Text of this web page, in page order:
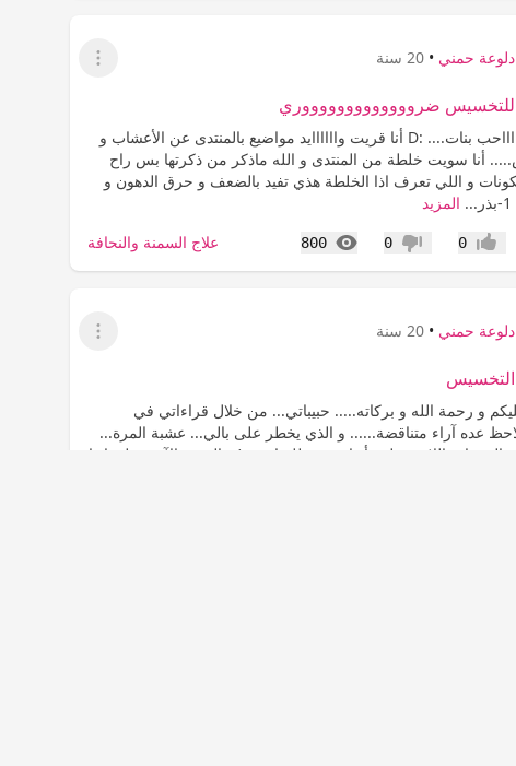
دلوعة حمني • 20 سنة
عرض القائمة
ضروووووووووووووري
مرااااااااااااحب بنات.... :D أنا قريت واااااايد مواضيع بالمنتدى عن الأعشاب و
أنا سويت خلطة من المنتدى و الله ماذكر من ذكرتها بس راح
و اللي تعرف اذا الخلطة هذي تفيد بالضعف و حرق الدهون و
المزيد
إعجاب0 عدم إعجاب
0
800
المشاهدات علاج السمنة والنحافة
دلوعة حمني • 20 سنة
عرض القائمة
و رحمة الله و بركاته..... حبيباتي... من خلال قراءاتي في
عده آراء متناقضة...... و الذي يخطر على بالي... عشبة المرة...
السيدات اللاتي يقلن بأنها مضرة للمبايض :( و البعض الآخر يقلن انها